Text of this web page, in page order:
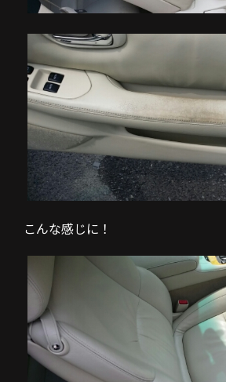
こんな感じに！